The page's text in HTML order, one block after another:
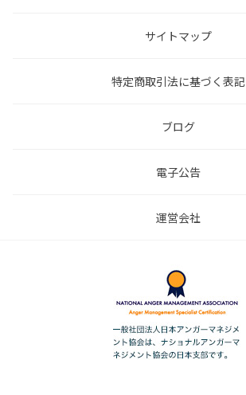
サイトマップ
特定商取引法に基づく表記
ブログ
電子公告
運営会社